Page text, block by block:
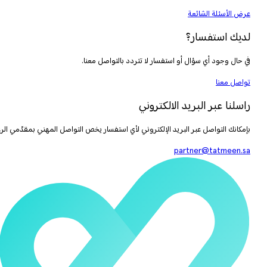
عرض الأسئلة الشائعة
لديك استفسار؟
في حال وجود أي سؤال أو استفسار لا تتردد بالتواصل معنا.
تواصل معنا
راسلنا عبر البريد الالكتروني
بإمكانك التواصل عبر البريد الإلكتروني لأي استفسار يخص التواصل المهني بمقدّمي
partner@tatmeen.sa